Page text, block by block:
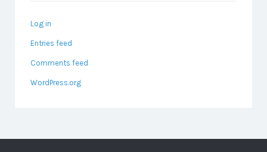
Log in
Entries feed
Comments feed
WordPress.org